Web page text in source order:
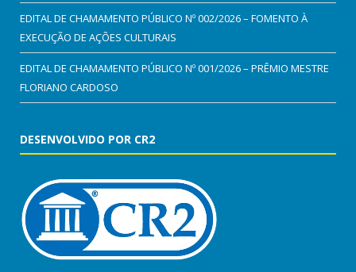
EDITAL DE CHAMAMENTO PÚBLICO Nº 002/2026 – FOMENTO À
EXECUÇÃO DE AÇÕES CULTURAIS
EDITAL DE CHAMAMENTO PÚBLICO Nº 001/2026 – PRÊMIO MESTRE
FLORIANO CARDOSO
DESENVOLVIDO POR CR2